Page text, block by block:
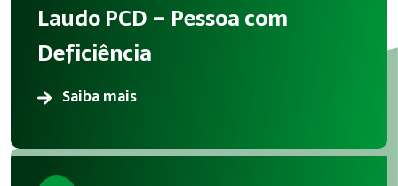
Laudo PCD – Pessoa com
Deficiência
Saiba mais